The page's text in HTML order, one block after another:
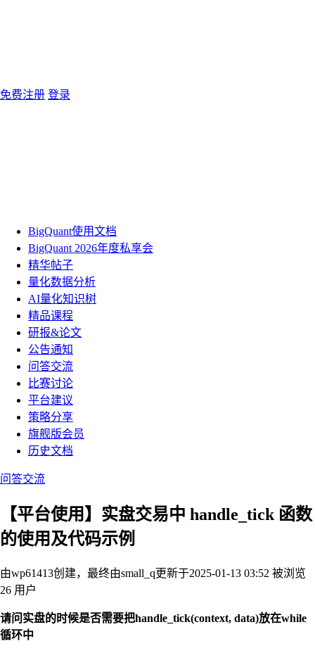
免费注册 登录
BigQuant使用文档
BigQuant 2026年度私享会
精华帖子
量化数据分析
AI量化知识树
精品课程
研报&论文
公告通知
问答交流
比赛讨论
平台建议
策略分享
旗舰版会员
历史文档
问答交流
【平台使用】实盘交易中 handle_tick 函数
的使用及代码示例
由wp61413创建，最终由small_q更新于2025-01-13 03:52 被浏览
26 用户
请问实盘的时候是否需要把handle_tick(context, data)放在while
循环中